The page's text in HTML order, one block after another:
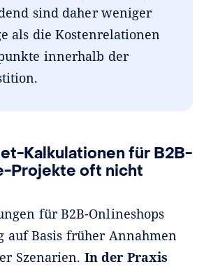
sind daher weniger
als die Kostenrelationen
innerhalb der
Kalkulationen für B2B-
Projekte oft nicht
für B2B-Onlineshops
auf Basis früher Annahmen
Szenarien. In der Praxis